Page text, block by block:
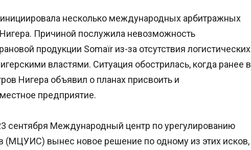
несколько международных арбитражных
Нигера. Причиной послужила невозможность
продукции Somaïr из-за отсутствия логистических
властями. Ситуация обострилась, когда ранее в
Нигера объявил о планах присвоить и
предприятие.
сентября Международный центр по урегулированию
(МЦУИС) вынес новое решение по одному из этих исков,